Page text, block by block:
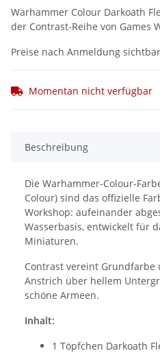
Warhammer Colour Darkoath
der Contrast-Reihe von Games
Preise nach Anmeldung sichtbar
Momentan nicht verfügbar
Beschreibung
Die Warhammer-Colour-
Colour) sind das offizielle
Workshop: aufeinander
Wasserbasis, entwickelt für
Miniaturen.
Contrast vereint
Anstrich über hellem
schöne Armeen.
Inhalt:
1 Töpfchen Darkoath